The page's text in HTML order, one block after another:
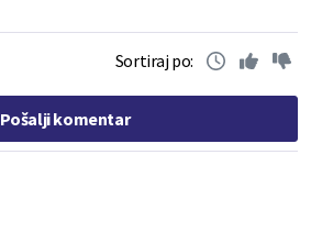
Sortiraj po:
Pošalji komentar